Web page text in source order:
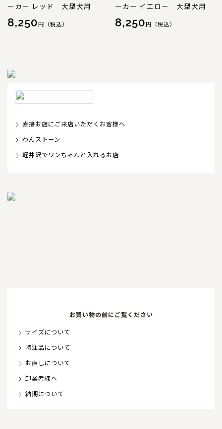
ーカー レッド 大型犬用
8,250円（税込）
ーカー イエロー 大型犬用
8,250円（税込）
直接お店にご来店いただくお客様へ
わんストーン
軽井沢でワンちゃんと入れるお店
お買い物の前にご覧ください
サイズについて
特注品について
お直しについて
卸業者様へ
納期について